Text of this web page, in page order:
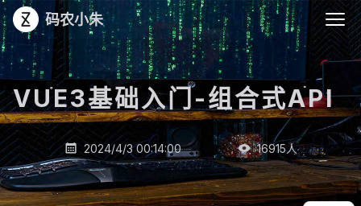
码农小朱
VUE3基础入门-组合式API_
 2024/4/3 00:14:00  16915人